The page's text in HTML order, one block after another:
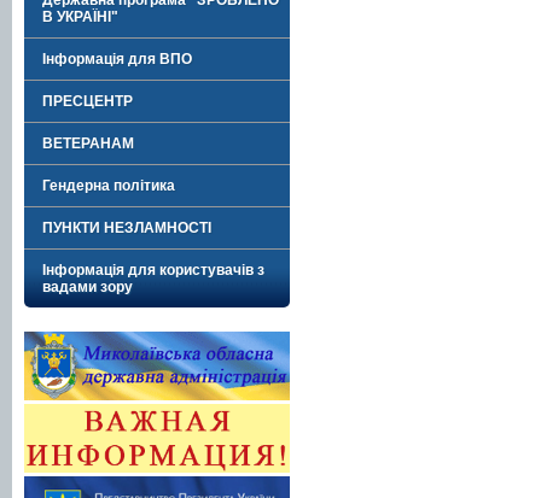
В УКРАЇНІ"
Інформація для ВПО
ПРЕСЦЕНТР
ВЕТЕРАНАМ
Гендерна політика
ПУНКТИ НЕЗЛАМНОСТІ
Інформація для користувачів з
вадами зору